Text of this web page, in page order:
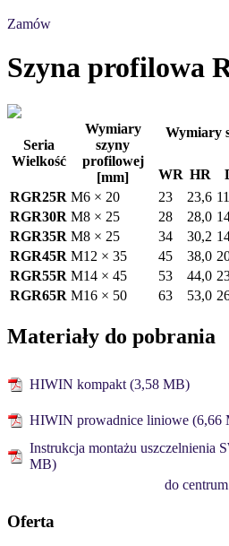
Zamów
Szyna profilowa
Seria
Wielkość
Wymiary
szyny
profilowej
[mm]
Wymiary
WR HR
RGR25R M6 × 20 23 23,6
RGR30R M8 × 25 28 28,0
RGR35R M8 × 25 34 30,2
RGR45R M12 × 35 45 38,0
RGR55R M14 × 45 53 44,0
RGR65R M16 × 50 63 53,0
Materiały do pobrania
HIWIN kompakt (3,58 MB)
HIWIN prowadnice liniowe (6,66
Instrukcja montażu uszczelnienia
MB)
do
Oferta